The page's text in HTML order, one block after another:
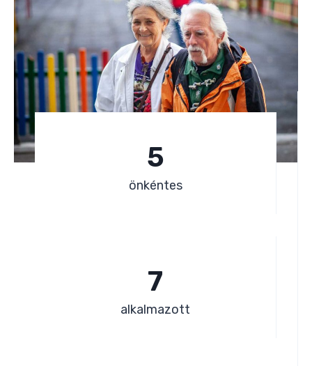
5
önkéntes
7
alkalmazott